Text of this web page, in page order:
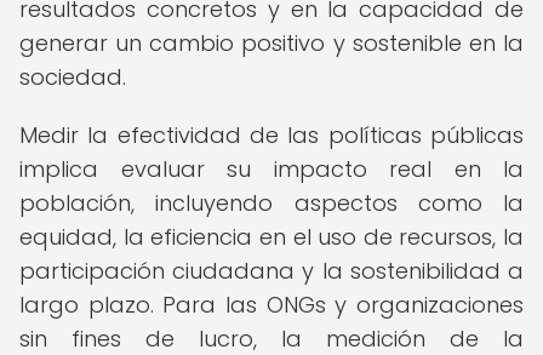
resultados concretos y en la capacidad de
generar un cambio positivo y sostenible en la
sociedad.
Medir la efectividad de las políticas públicas
implica evaluar su impacto real en la
población, incluyendo aspectos como la
equidad, la eficiencia en el uso de recursos, la
participación ciudadana y la sostenibilidad a
largo plazo. Para las ONGs y organizaciones
sin fines de lucro, la medición de la